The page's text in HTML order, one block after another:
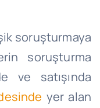
soruşturmaya
soruşturma
ve satışında
yer alan